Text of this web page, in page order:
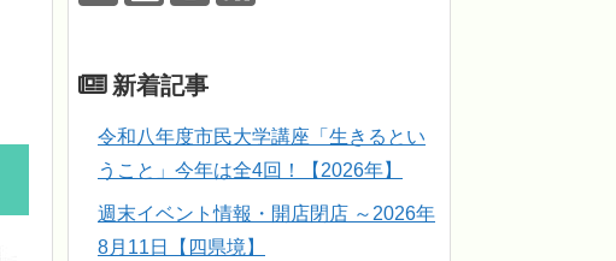
新着記事
令和八年度市民大学講座「生きるとい
うこと」今年は全4回！【2026年】
週末イベント情報・開店閉店 ～2026年
8月11日【四県境】